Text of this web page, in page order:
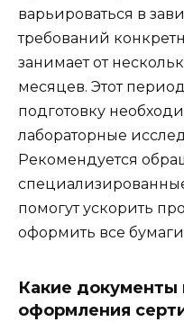
варьироваться в
требований
занимает от
месяцев. Этот
подготовку
лабораторные
Рекомендуется
помогут ускорить
оформить все
Какие
оформления